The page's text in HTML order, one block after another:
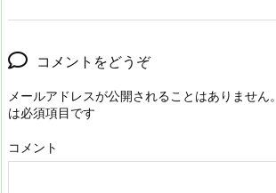
コメントをどうぞ
メールアドレスが公開されることはありません。
は必須項目です
コメント